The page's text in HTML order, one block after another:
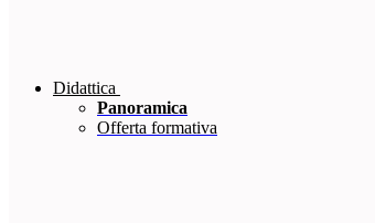
Didattica
Panoramica
Offerta formativa